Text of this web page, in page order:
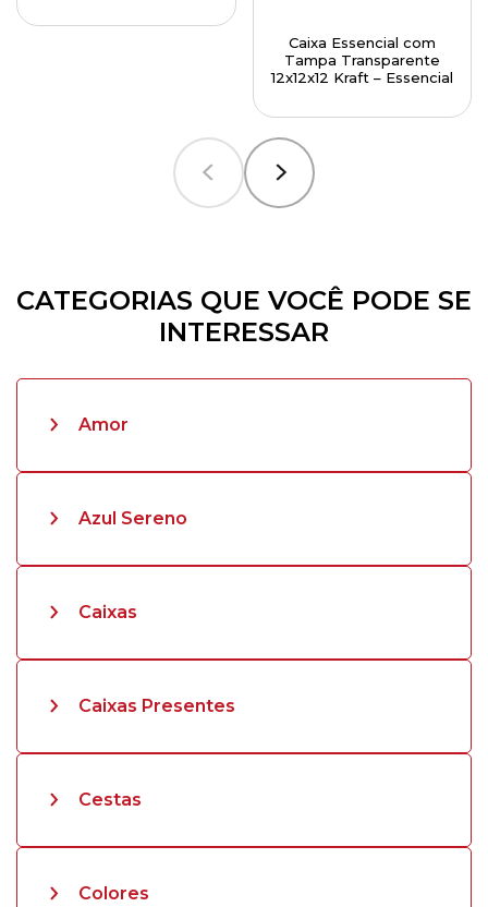
Caixa Essencial com
Tampa Transparente
12x12x12 Kraft – Essencial
CATEGORIAS QUE VOCÊ PODE SE
INTERESSAR
Amor
Azul Sereno
Caixas
Caixas Presentes
Cestas
Colores